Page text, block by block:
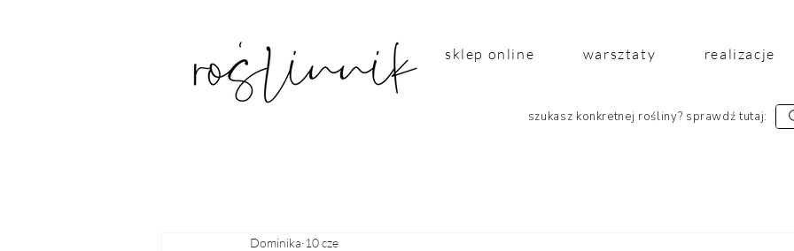
sklep online warsztaty realizacje
szukasz konkretnej rośliny? sprawdź tutaj:
Dominika 10 cze